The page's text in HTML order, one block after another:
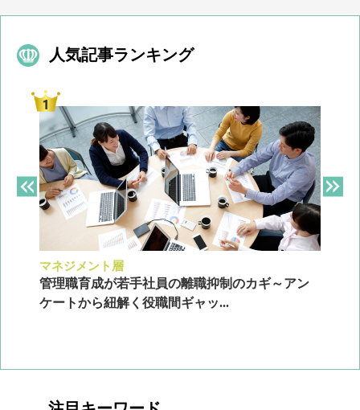
人気記事ランキング
マネジメント層
管理職育成が若手社員の離職抑制のカギ～アン
ケートから紐解く役職間ギャッ...